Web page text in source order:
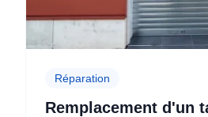
Réparation
Remplacement d'un